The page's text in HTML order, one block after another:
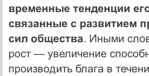
временные тенденции
связанные с развитием
сил общества. Иными
рост — увеличение
производить блага в